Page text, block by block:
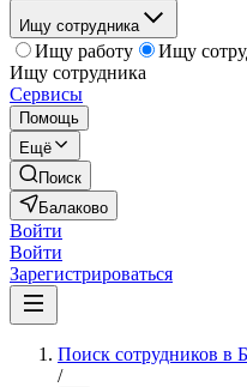
Ищу сотрудника
Ищу работу
Ищу
Ищу сотрудника
Сервисы
Помощь
Ещё
Поиск
Балаково
Войти
Войти
Зарегистрироваться
Поиск сотрудников в
/